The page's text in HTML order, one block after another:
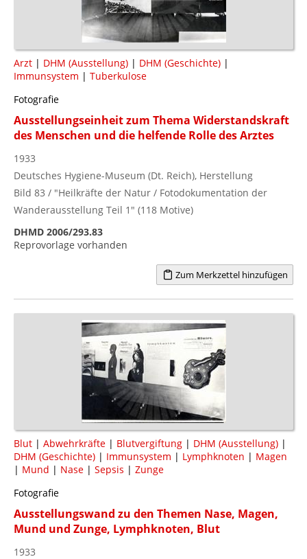
Arzt | DHM (Ausstellung) | DHM (Geschichte) |
Immunsystem | Tuberkulose
Fotografie
Ausstellungseinheit zum Thema Widerstandskraft
des Menschen und die helfende Rolle des Arztes
1933
Deutsches Hygiene-Museum (Dt. Reich), Herstellung
Bild 83 / "Heilkräfte der Natur / Fotodokumentation der
Wanderausstellung Teil 1" (118 Motive)
DHMD 2006/293.83
Reprovorlage vorhanden
Zum Merkzettel hinzufügen
Blut | Abwehrkräfte | Blutvergiftung | DHM (Ausstellung) |
DHM (Geschichte) | Immunsystem | Lymphknoten | Magen
| Mund | Nase | Sepsis | Zunge
Fotografie
Ausstellungswand zu den Themen Nase, Magen,
Mund und Zunge, Lymphknoten, Blut
1933